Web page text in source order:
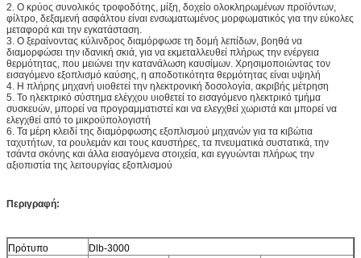
2. Ο κρύος συνολικός τροφοδότης, μίξη, δοχείο ολοκληρωμένων προϊόντων,
φίλτρο, δεξαμενή ασφάλτου είναι ενσωματωμένος μορφωματικός για την εύκολες
μεταφορά και την εγκατάσταση.
3. Ο ξεραίνοντας κύλινδρος διαμόρφωσε τη δομή λεπίδων, βοηθά να
διαμορφώσει την ιδανική σκιά, για να εκμεταλλευθεί πλήρως την ενέργεια
θερμότητας, που μειώνει την κατανάλωση καυσίμων. Χρησιμοποιώντας τον
εισαγόμενο εξοπλισμό καύσης, η αποδοτικότητα θερμότητας είναι υψηλή
4. Η πλήρης μηχανή υιοθετεί την ηλεκτρονική δοσολογία, ακριβής μέτρηση
5. Το ηλεκτρικό σύστημα ελέγχου υιοθετεί το εισαγόμενο ηλεκτρικό τμήμα
συσκευών, μπορεί να προγραμματιστεί και να ελεγχθεί χωριστά και μπορεί να
ελεγχθεί από το μικροϋπολογιστή
6. Τα μέρη κλειδί της διαμόρφωσης εξοπλισμού μηχανών για τα κιβώτια
ταχυτήτων, τα ρουλεμάν και τους καυστήρες, τα πνευματικά συστατικά, την
τσάντα σκόνης και άλλα εισαγόμενα στοιχεία, και εγγυώνται πλήρως την
αξιοπιστία της λειτουργίας εξοπλισμού
Περιγραφή:
Πρότυπο
Dlb-3000